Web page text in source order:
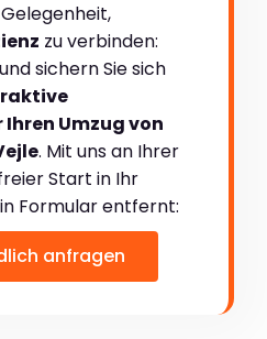
zu verbinden:
sichern Sie sich
Umzug von
. Mit uns an Ihrer
Start in Ihr
Formular entfernt:
anfragen